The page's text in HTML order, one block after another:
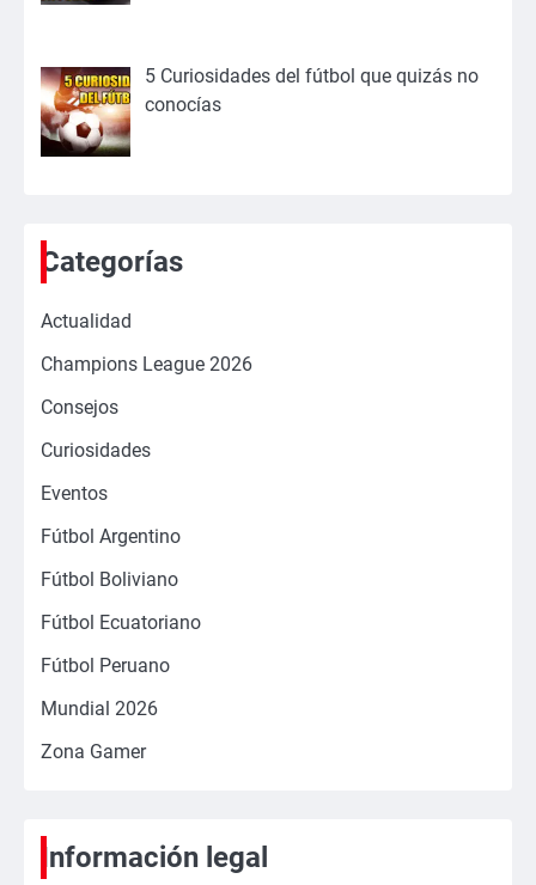
5 Curiosidades del fútbol que quizás no
conocías
Categorías
Actualidad
Champions League 2026
Consejos
Curiosidades
Eventos
Fútbol Argentino
Fútbol Boliviano
Fútbol Ecuatoriano
Fútbol Peruano
Mundial 2026
Zona Gamer
Información legal